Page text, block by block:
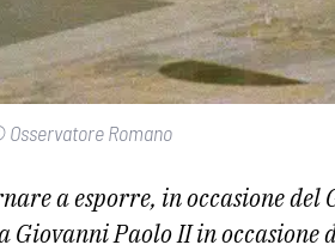
Osservatore Romano
a esporre, in occasione
Paolo II in occasione